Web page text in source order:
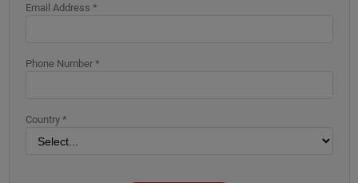
Email Address *
Phone Number *
Country *